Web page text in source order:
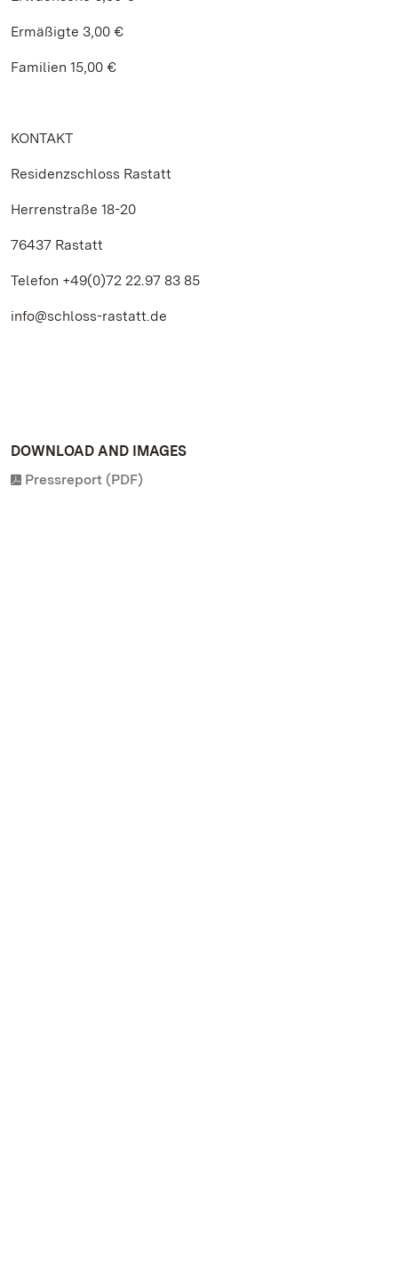
Ermäßigte 3,00 €
Familien 15,00 €
KONTAKT
Residenzschloss Rastatt
Herrenstraße 18-20
76437 Rastatt
Telefon +49(0)72 22.97 83 85
info@schloss-rastatt.de
DOWNLOAD AND IMAGES
Pressreport (PDF)